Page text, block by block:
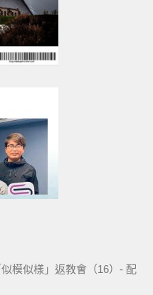
模似樣」返教會（16）- 配